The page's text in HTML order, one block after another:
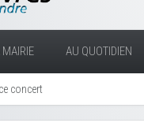
MAIRIE AU QUOTIDIEN
concert